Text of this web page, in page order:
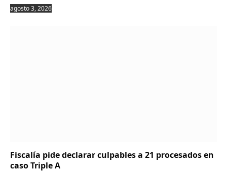
agosto 3, 2026
Fiscalía pide declarar culpables a 21 procesados en
caso Triple A